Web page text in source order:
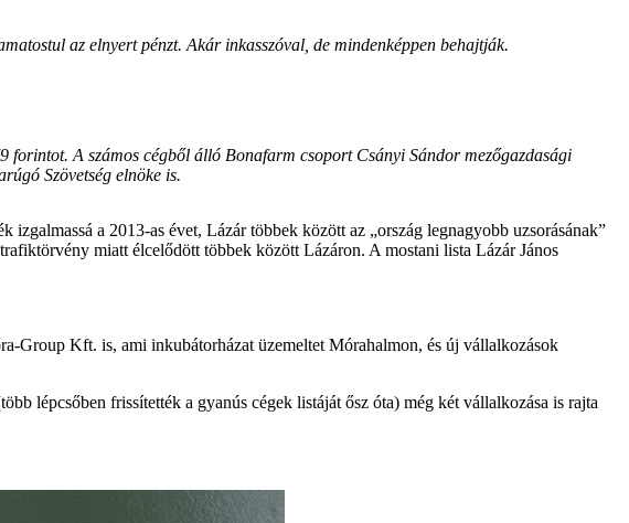
az elnyert pénzt. Akár inkasszóval, de mindenképpen behajtják.
A számos cégből álló Bonafarm csoport Csányi Sándor mezőgazdasági
Szövetség elnöke is.
a 2013-as évet, Lázár többek között az „ország legnagyobb uzsorásának”
miatt élcelődött többek között Lázáron. A mostani lista Lázár János
Group Kft. is, ami inkubátorházat üzemeltet Mórahalmon, és új vállalkozások
lépcsőben frissítették a gyanús cégek listáját ősz óta) még két vállalkozása is rajta